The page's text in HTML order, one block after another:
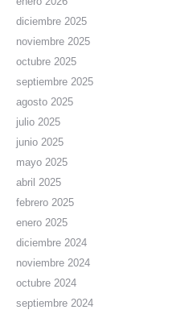
diciembre 2025
noviembre 2025
octubre 2025
septiembre 2025
agosto 2025
julio 2025
junio 2025
mayo 2025
abril 2025
febrero 2025
enero 2025
diciembre 2024
noviembre 2024
octubre 2024
septiembre 2024